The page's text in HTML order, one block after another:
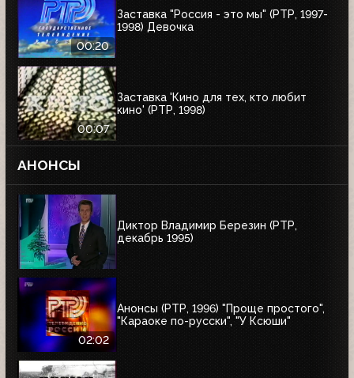
00:20
Заставка "Россия - это мы" (РТР, 1997-
1998) Девочка
00:07
Заставка 'Кино для тех, кто любит
кино' (РТР, 1998)
АНОНСЫ
Диктор Владимир Березин (РТР,
декабрь 1995)
02:02
Анонсы (РТР, 1996) "Проще простого",
"Караоке по-русски", "У Ксюши"